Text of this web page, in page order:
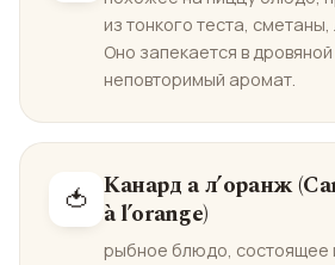
из тонкого теста, сметаны,
Оно запекается в
неповторимый аромат.
🍅 Канард а л’оранж
à l’orange)
рыбное блюдо, состоящее